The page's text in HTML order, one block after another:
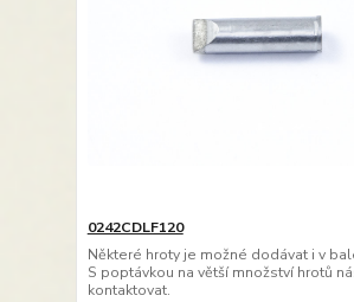
0242CDLF120
Některé hroty je možné dodávat i v
S poptávkou na větší množství hrotů
kontaktovat.